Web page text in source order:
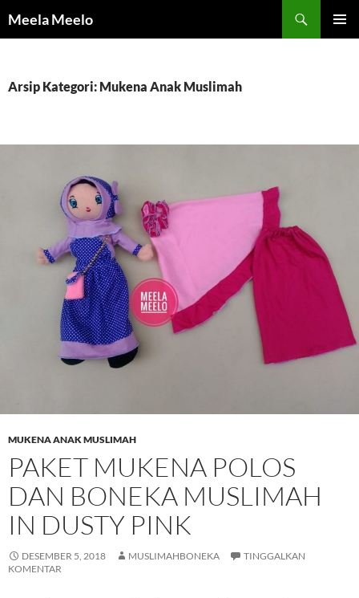
keMeela Meelo
Arsip Kategori: Mukena Anak Muslimah
MUKENA ANAK MUSLIMAH
PAKET MUKENA POLOS
DAN BONEKA MUSLIMAH
IN DUSTY PINK
DESEMBER 5, 2018 MUSLIMAHBONEKA
TINGGALKAN
KOMENTAR